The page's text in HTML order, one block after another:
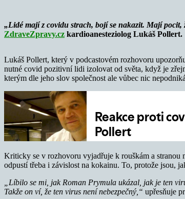
„Lidé mají z covidu strach, bojí se nakazit. Mají
ZdraveZpravy.cz kardioanesteziolog Lukáš Pollert.
Lukáš Pollert, který v podcastovém rozhovoru
nutné covid pozitivní lidi izolovat od světa, když je
kterým dle jeho slov společnost ale vůbec nic
Kriticky se v rozhovoru vyjadřuje k rouškám a stranou
odpustí třeba i závislost na kokainu. To, protože jsou,
„Líbilo se mi, jak Roman Prymula ukázal, jak je ten
Takže on ví, že ten virus není nebezpečný,“ upřesňuje